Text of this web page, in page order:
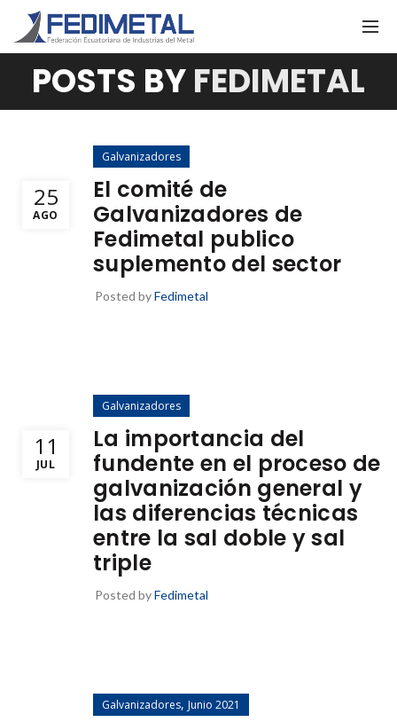
POSTS BYFEDIMETAL
25
AGO
Galvanizadores
El comité de
Galvanizadores de
Fedimetal publico
suplemento del sector
Posted byFedimetal
11
JUL
Galvanizadores
La importancia del
fundente en el proceso de
galvanización general y
las diferencias técnicas
entre la sal doble y sal
triple
Posted byFedimetal
Galvanizadores, Junio 2021